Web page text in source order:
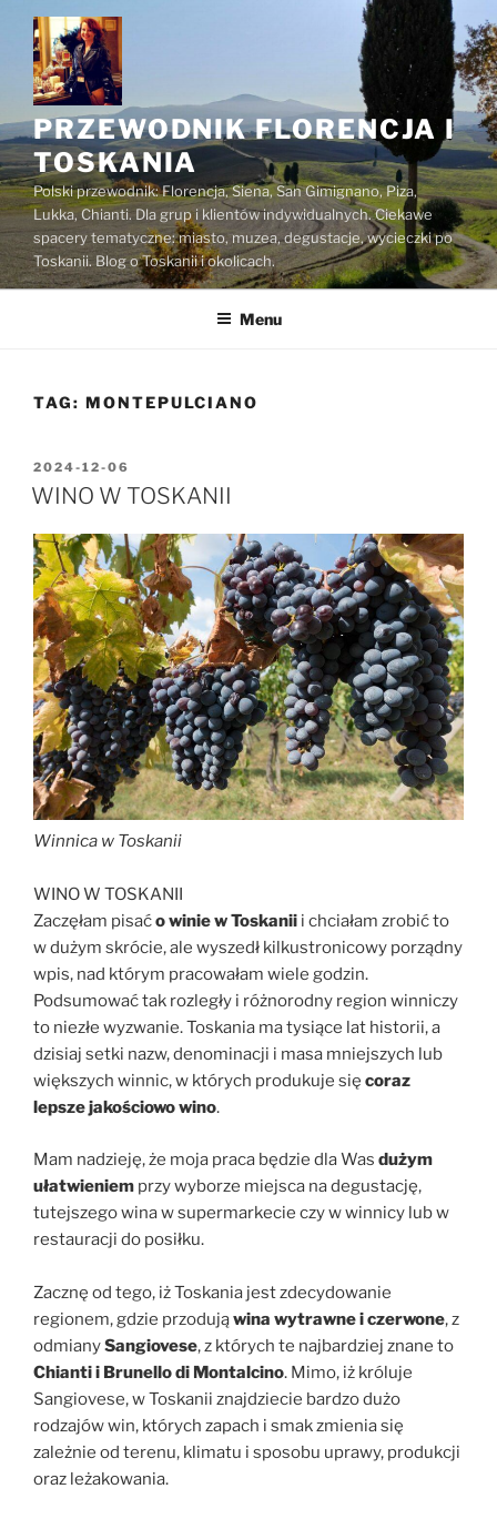
Przejdź
treści
PRZEWODNIK FLORENCJA I
TOSKANIA
Polski przewodnik: Florencja, Siena, San Gimignano, Piza,
Lukka, Chianti. Dla grup i klientów indywidualnych. Ciekawe
spacery tematyczne: miasto, muzea, degustacje, wycieczki po
Toskanii. Blog o Toskanii i okolicach.
Menu
TAG: MONTEPULCIANO
OPUBLIKOWANE
W
2024-12-06
WINO W TOSKANII
Winnica w Toskanii
WINO W TOSKANII
Zaczęłam pisaćo winie w Toskanii i chciałam zrobić to
w dużym skrócie, ale wyszedł kilkustronicowy porządny
wpis, nad którym pracowałam wiele godzin.
Podsumować tak rozległy i różnorodny region winniczy
to niezłe wyzwanie. Toskania ma tysiące lat historii, a
dzisiaj setki nazw, denominacji i masa mniejszych lub
większych winnic, w których produkuje się coraz
lepsze jakościowo wino.
Mam nadzieję, że moja praca będzie dla Was dużym
ułatwieniem przy wyborze miejsca na degustację,
tutejszego wina w supermarkecie czy w winnicy lub w
restauracji do posiłku.
Zacznę od tego, iż Toskania jest zdecydowanie
regionem, gdzie przodująwina wytrawne i czerwone, z
odmianySangiovese, z których te najbardziej znane to
Chianti i Brunello di Montalcino. Mimo, iż króluje
Sangiovese, w Toskanii znajdziecie bardzo dużo
rodzajów win, których zapach i smak zmienia się
zależnie od terenu, klimatu i sposobu uprawy, produkcji
oraz leżakowania.